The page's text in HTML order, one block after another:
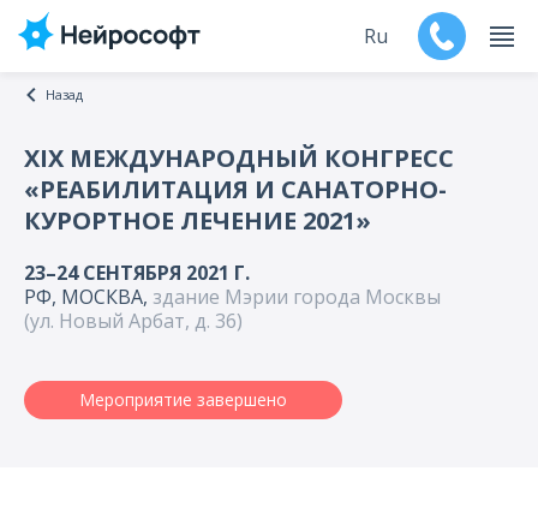
Продукты
Контакты
Ru
Назад
XIX МЕЖДУНАРОДНЫЙ КОНГРЕСС
«РЕАБИЛИТАЦИЯ И САНАТОРНО-
КУРОРТНОЕ ЛЕЧЕНИЕ 2021»
23–24 СЕНТЯБРЯ 2021 Г.
РФ, МОСКВА, здание Мэрии города Москвы
(ул. Новый Арбат, д. 36)
Мероприятие завершено